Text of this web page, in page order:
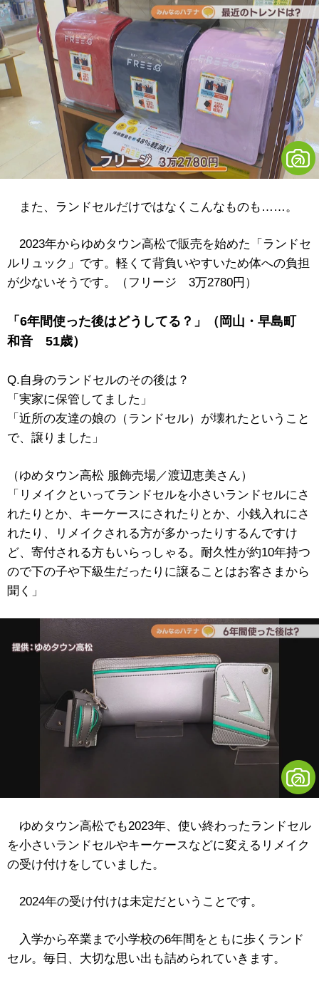
また、ランドセルだけではなくこんなものも……。
2023年からゆめタウン高松で販売を始めた「ランドセ
ルリュック」です。軽くて背負いやすいため体への負担
が少ないそうです。（フリージ 3万2780円）
「6年間使った後はどうしてる？」（岡山・早島町
和音 51歳）
Q.自身のランドセルのその後は？
「実家に保管してました」
「近所の友達の娘の（ランドセル）が壊れたということ
で、譲りました」
（ゆめタウン高松 服飾売場／渡辺恵美さん）
「リメイクといってランドセルを小さいランドセルにさ
れたりとか、キーケースにされたりとか、小銭入れにさ
れたり、リメイクされる方が多かったりするんですけ
ど、寄付される方もいらっしゃる。耐久性が約10年持つ
ので下の子や下級生だったりに譲ることはお客さまから
聞く」
ゆめタウン高松でも2023年、使い終わったランドセル
を小さいランドセルやキーケースなどに変えるリメイク
の受け付けをしていました。
2024年の受け付けは未定だということです。
入学から卒業まで小学校の6年間をともに歩くランド
セル。毎日、大切な思い出も詰められていきます。